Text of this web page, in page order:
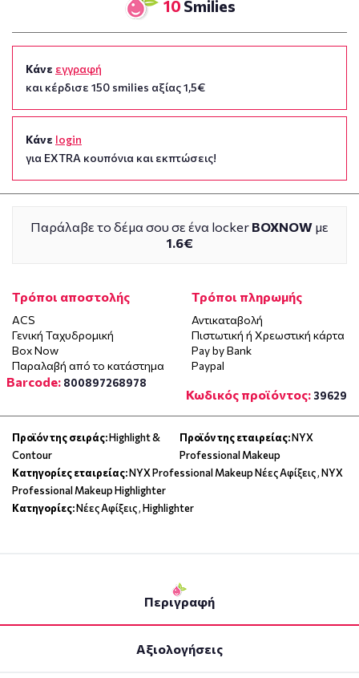
10 Smilies
Κάνε εγγραφή
και κέρδισε 150 smilies αξίας 1,5€
Κάνε login
για EXTRA κουπόνια και εκπτώσεις!
Παράλαβε το δέμα σου σε ένα locker BOXNOW με
1.6€
Τρόποι αποστολής
ACS
Γενική Ταχυδρομική
Box Now
Παραλαβή από το κατάστημα
Τρόποι πληρωμής
Αντικαταβολή
Πιστωτική ή Χρεωστική κάρτα
Pay by Bank
Paypal
Barcode: 800897268978
Κωδικός προϊόντος: 39629
Προϊόν της σειράς:Highlight &
Contour
Προϊόν της εταιρείας:NYX
Professional Makeup
Κατηγορίες εταιρείας:NYX Professional Makeup Νέες Αφίξεις,NYX
Professional Makeup Highlighter
Κατηγορίες:Νέες Αφίξεις,Highlighter
Περιγραφή
Αξιολογήσεις